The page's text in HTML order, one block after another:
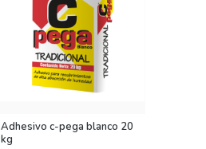
Adhesivo c-pega blanco 20
kg